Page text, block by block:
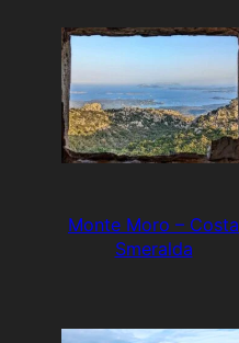
Monte Moro – Costa
Smeralda